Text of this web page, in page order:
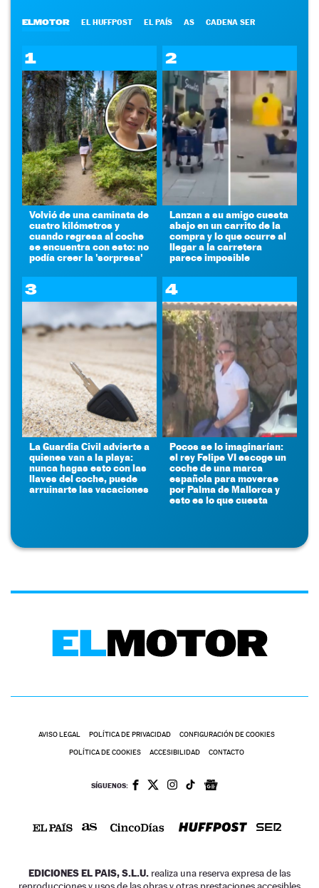
ELMOTOR EL HUFFPOST EL PAÍS AS CADENA SER
1
Volvió de una caminata de
cuatro kilómetros y
cuando regresa al coche
se encuentra con esto: no
podía creer la 'sorpresa'
2
Lanzan a su amigo cuesta
abajo en un carrito de la
compra y lo que ocurre al
llegar a la carretera
parece imposible
3
La Guardia Civil advierte a
quienes van a la playa:
nunca hagas esto con las
llaves del coche, puede
arruinarte las vacaciones
4
Pocos se lo imaginarían:
el rey Felipe VI escoge un
coche de una marca
española para moverse
por Palma de Mallorca y
esto es lo que cuesta
AVISO LEGAL POLÍTICA DE PRIVACIDAD CONFIGURACIÓN DE COOKIES
POLÍTICA DE COOKIES ACCESIBILIDAD CONTACTO
SÍGUENOS:
EDICIONES EL PAIS, S.L.U. realiza una reserva expresa de las